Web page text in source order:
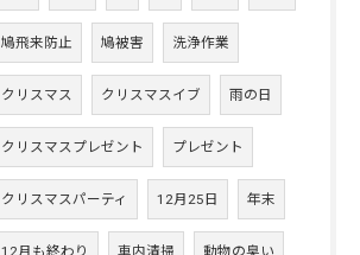
鳩飛来防止 鳩被害 洗浄作業
クリスマス クリスマスイブ 雨の日
クリスマスプレゼント プレゼント
クリスマスパーティ 12月25日 年末
12月も終わり 車内清掃 動物の臭い